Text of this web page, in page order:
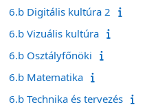
6.b Digitális kultúra 2
6.b Vizuális kultúra
6.b Osztályfőnöki
6.b Matematika
6.b Technika és tervezés